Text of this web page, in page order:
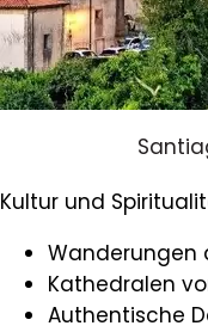
Kultur und
Wanderungen
Kathedralen
Authentische